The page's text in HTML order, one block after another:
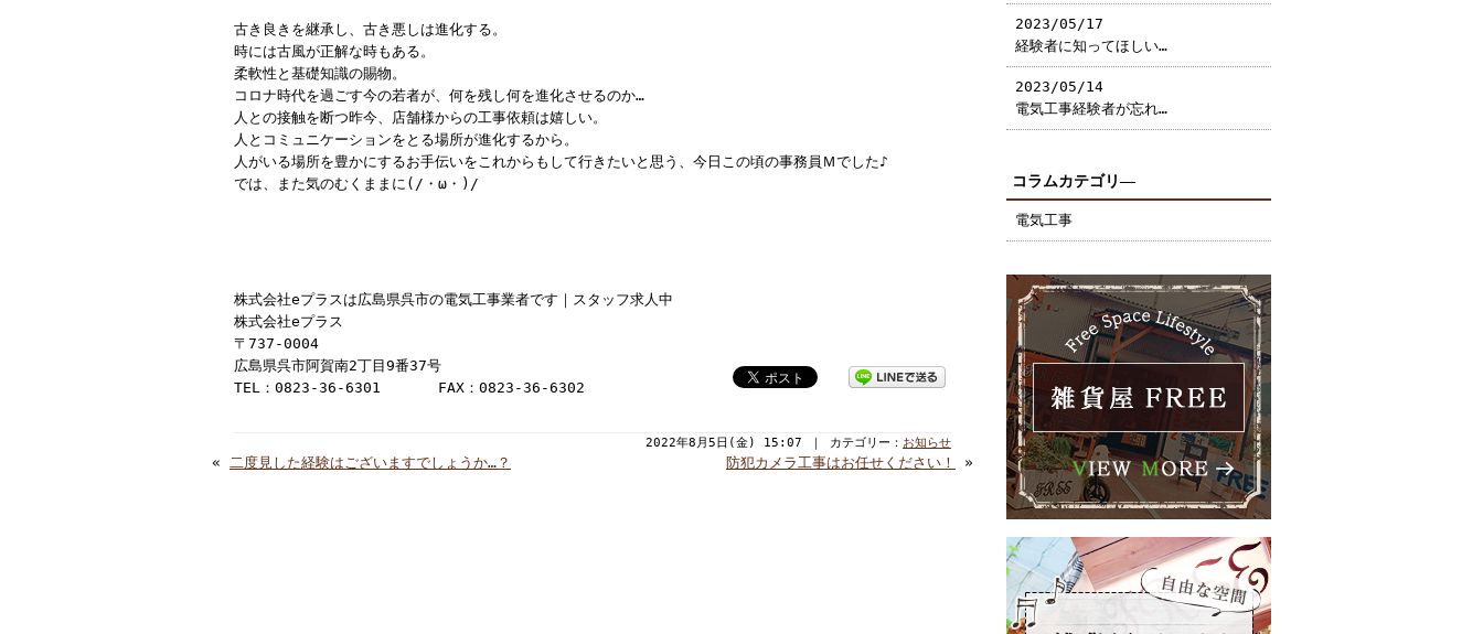
古き良きを継承し、古き悪しは進化する。
時には古風が正解な時もある。
柔軟性と基礎知識の賜物。
コロナ時代を過ごす今の若者が、何を残し何を進化させるのか…
人との接触を断つ昨今、店舗様からの工事依頼は嬉しい。
人とコミュニケーションをとる場所が進化するから。
人がいる場所を豊かにするお手伝いをこれからもして行きたいと思う、今日この頃の事務員Ｍでした♪
では、また気のむくままに(/・ω・)/
株式会社eプラスは広島県呉市の電気工事業者です｜スタッフ求人中
株式会社eプラス
〒737-0004
広島県呉市阿賀南2丁目9番37号
TEL：0823-36-6301 FAX：0823-36-6302
2022年8月5日(金) 15:07 ｜ カテゴリー： お知らせ
« 二度見した経験はございますでしょうか…？ 防犯カメラ工事はお任せください！ »
2023/05/17
経験者に知ってほしい…
2023/05/14
電気工事経験者が忘れ…
コラムカテゴリ―
電気工事